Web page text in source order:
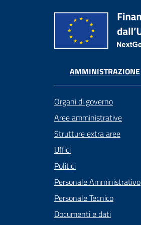
AMMINISTRAZIONE
Organi di governo
Aree amministrative
Strutture extra aree
Uffici
Politici
Personale Amministrativo
Personale Tecnico
Documenti e dati